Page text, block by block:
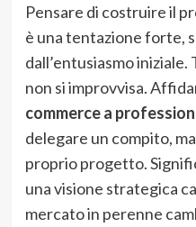
Pensare di costruire il
è una tentazione forte,
dall’entusiasmo
non si improvvisa.
commerce a
delegare un compito,
proprio progetto.
una visione strategica
mercato in perenne